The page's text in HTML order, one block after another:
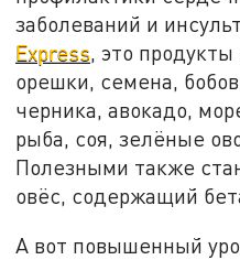
заболеваний и
Express,это
орешки, семена,
черника, авокадо,
рыба, соя, зелёные
Полезными также
овёс, содержащий
А вот повышенный